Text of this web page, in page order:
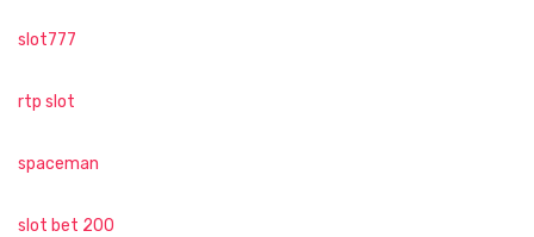
slot777
rtp slot
spaceman
slot bet 200